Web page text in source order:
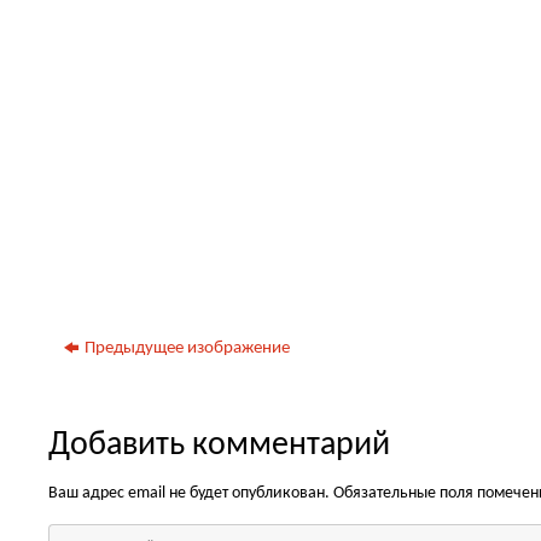
Предыдущее изображение
Добавить комментарий
Ваш адрес email не будет опубликован. Обязательные поля